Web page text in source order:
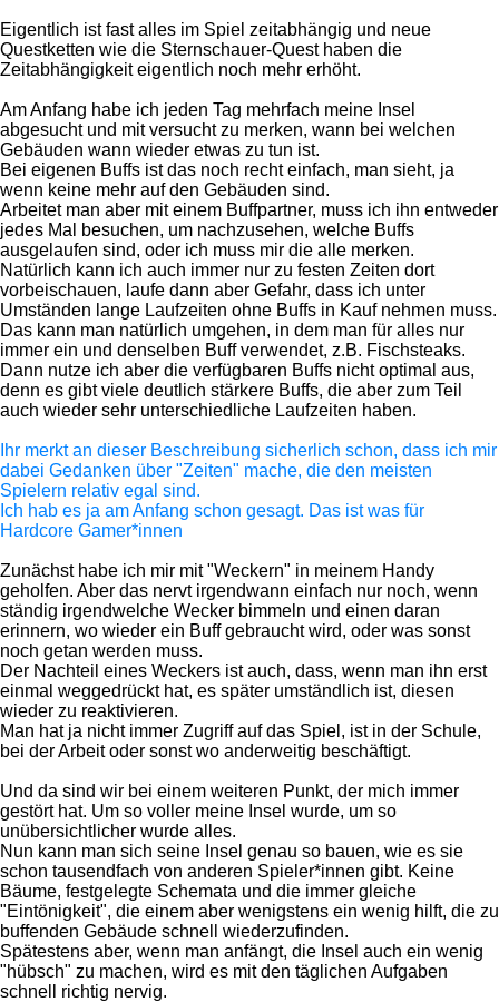
Eigentlich ist fast alles im Spiel zeitabhängig und neue
Questketten wie die Sternschauer-Quest haben die
Zeitabhängigkeit eigentlich noch mehr erhöht.
Am Anfang habe ich jeden Tag mehrfach meine Insel
abgesucht und mit versucht zu merken, wann bei welchen
Gebäuden wann wieder etwas zu tun ist.
Bei eigenen Buffs ist das noch recht einfach, man sieht, ja
wenn keine mehr auf den Gebäuden sind.
Arbeitet man aber mit einem Buffpartner, muss ich ihn entweder
jedes Mal besuchen, um nachzusehen, welche Buffs
ausgelaufen sind, oder ich muss mir die alle merken.
Natürlich kann ich auch immer nur zu festen Zeiten dort
vorbeischauen, laufe dann aber Gefahr, dass ich unter
Umständen lange Laufzeiten ohne Buffs in Kauf nehmen muss.
Das kann man natürlich umgehen, in dem man für alles nur
immer ein und denselben Buff verwendet, z.B. Fischsteaks.
Dann nutze ich aber die verfügbaren Buffs nicht optimal aus,
denn es gibt viele deutlich stärkere Buffs, die aber zum Teil
auch wieder sehr unterschiedliche Laufzeiten haben.
Ihr merkt an dieser Beschreibung sicherlich schon, dass ich mir
dabei Gedanken über "Zeiten" mache, die den meisten
Spielern relativ egal sind.
Ich hab es ja am Anfang schon gesagt. Das ist was für
Hardcore Gamer*innen
Zunächst habe ich mir mit "Weckern" in meinem Handy
geholfen. Aber das nervt irgendwann einfach nur noch, wenn
ständig irgendwelche Wecker bimmeln und einen daran
erinnern, wo wieder ein Buff gebraucht wird, oder was sonst
noch getan werden muss.
Der Nachteil eines Weckers ist auch, dass, wenn man ihn erst
einmal weggedrückt hat, es später umständlich ist, diesen
wieder zu reaktivieren.
Man hat ja nicht immer Zugriff auf das Spiel, ist in der Schule,
bei der Arbeit oder sonst wo anderweitig beschäftigt.
Und da sind wir bei einem weiteren Punkt, der mich immer
gestört hat. Um so voller meine Insel wurde, um so
unübersichtlicher wurde alles.
Nun kann man sich seine Insel genau so bauen, wie es sie
schon tausendfach von anderen Spieler*innen gibt. Keine
Bäume, festgelegte Schemata und die immer gleiche
"Eintönigkeit", die einem aber wenigstens ein wenig hilft, die zu
buffenden Gebäude schnell wiederzufinden.
Spätestens aber, wenn man anfängt, die Insel auch ein wenig
"hübsch" zu machen, wird es mit den täglichen Aufgaben
schnell richtig nervig.